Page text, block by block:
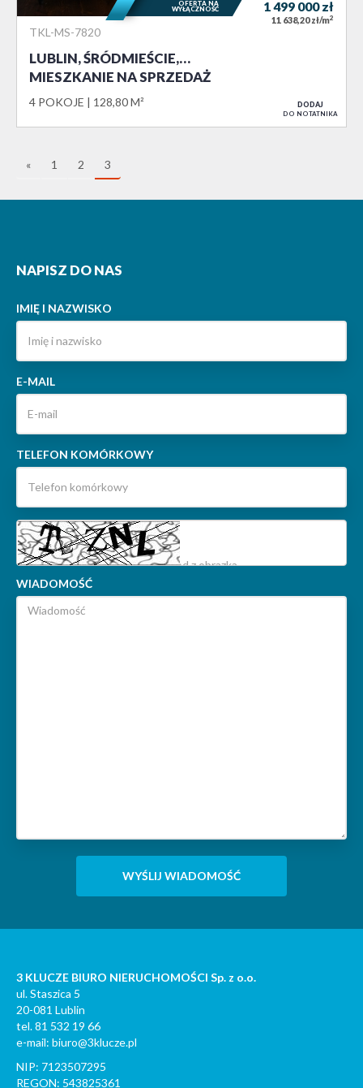
TKL-MS-7820
LUBLIN, ŚRÓDMIEŚCIE,…
MIESZKANIE NA SPRZEDAŻ
4 POKOJE 128,80 M²
1 499 000zł
11 638,20 zł/m2
OFERTA NA
WYŁĄCZNOŚĆ
DODAJ
DO NOTATNIKA
« 1 2 3
NAPISZ DO NAS
IMIĘ I NAZWISKO
E-MAIL
TELEFON KOMÓRKOWY
WIADOMOŚĆ
3 KLUCZE BIURO NIERUCHOMOŚCI Sp. z o.o.
ul. Staszica 5
20-081 Lublin
tel. 81 532 19 66
e-mail: biuro@3klucze.pl
NIP: 7123507295
REGON: 543825361